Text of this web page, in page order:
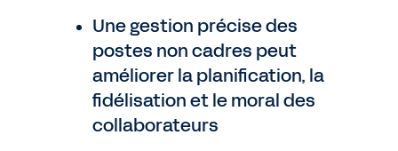
Une gestion précise des
postes non cadres peut
améliorer la planification, la
fidélisation et le moral des
collaborateurs